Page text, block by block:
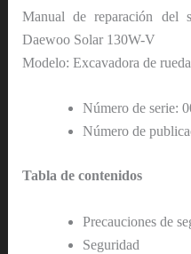
Manual de reparación del
Daewoo Solar 130W-V
Modelo: Excavadora de
Número de serie:
Número de
Tabla de contenidos
Precauciones de
Seguridad